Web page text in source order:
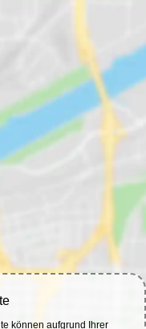
können aufgrund Ihrer